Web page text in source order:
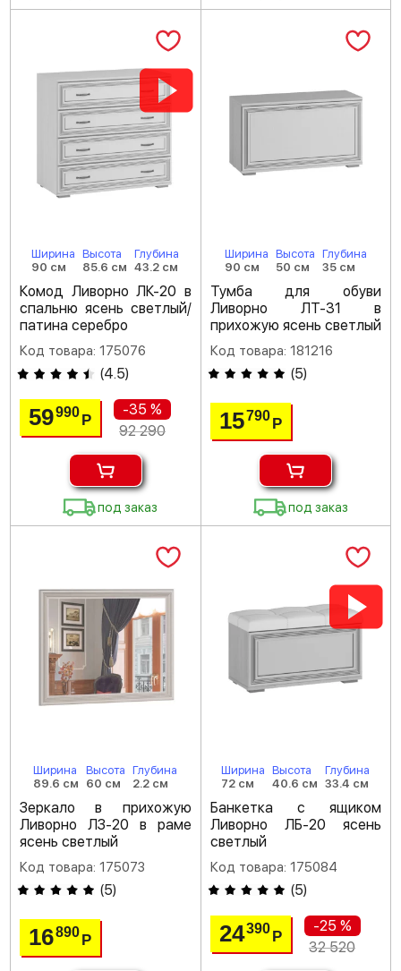
Ширина
90 см
Высота
85.6 см
Глубина
43.2 см
Комод Ливорно ЛК-20 в
спальню ясень светлый/
патина серебро
Код товара: 175076
(4.5)
59990Р
-35 %
92 290
под заказ
Ширина
90 см
Высота
50 см
Глубина
35 см
Тумба для обуви
Ливорно ЛТ-31 в
прихожую ясень светлый
Код товара: 181216
(5)
15790 Р
под заказ
Ширина
89.6 см
Высота
60 см
Глубина
2.2 см
Зеркало в прихожую
Ливорно ЛЗ-20 в раме
ясень светлый
Код товара: 175073
(5)
16890Р
Ширина
72 см
Высота
40.6 см
Глубина
33.4 см
Банкетка с ящиком
Ливорно ЛБ-20 ясень
светлый
Код товара: 175084
(5)
24390 Р
-25 %
32 520